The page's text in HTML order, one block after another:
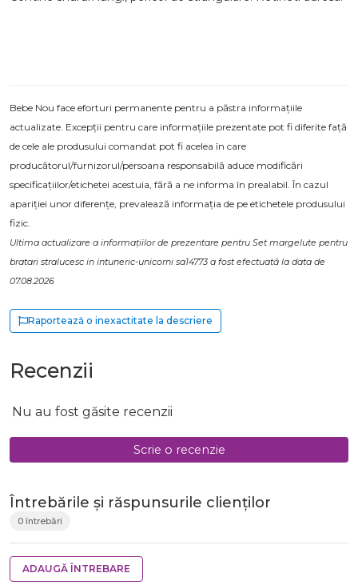
Bebe Nou face eforturi permanente pentru a păstra informațiile
actualizate. Excepții pentru care informațiile prezentate pot fi diferite față
de cele ale produsului comandat pot fi acelea în care
producătorul/furnizorul/persoana responsabilă aduce modificări
specificațiilor/etichetei acestuia, fără a ne informa în prealabil. În cazul
apariției unor diferențe, prevalează informația de pe etichetele produsului
fizic.
Ultima actualizare a informațiilor de prezentare pentru Set margelute pentru
bratari stralucesc in intuneric-unicorni sa14773 a fost efectuată la data de
07.08.2026
Raportează o inexactitate la descriere
Recenzii
Nu au fost găsite recenzii
Scrie o recenzie
Întrebările și răspunsurile clienților
0 întrebări
ADAUGĂ ÎNTREBARE